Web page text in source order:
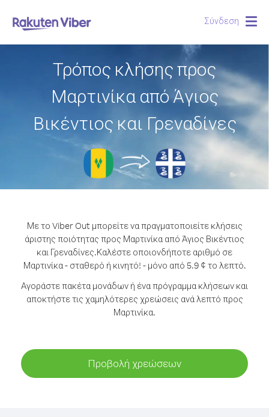
Σύνδεση
Τρόπος κλήσης προς
Μαρτινίκα από Άγιος
Βικέντιος και Γρεναδίνες
Με το Viber Out μπορείτε να πραγματοποιείτε κλήσεις
άριστης ποιότητας προς Μαρτινίκα από Άγιος Βικέντιος
και Γρεναδίνες.Καλέστε οποιονδήποτε αριθμό σε
Μαρτινίκα - σταθερό ή κινητό! - μόνο από 5.9 ¢ το λεπτό.
Αγοράστε πακέτα μονάδων ή ένα πρόγραμμα κλήσεων και
αποκτήστε τις χαμηλότερες χρεώσεις ανά λεπτό προς
Μαρτινίκα.
Προβολή χρεώσεων